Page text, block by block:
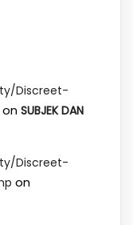
Discreet-
on SUBJEK DAN
Discreet-
on